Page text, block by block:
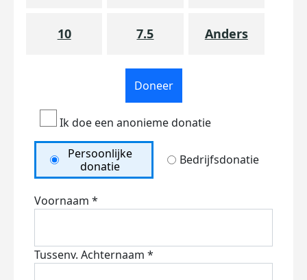
10 7.5 Anders
Doneer
Ik doe een anonieme donatie
Persoonlijke
donatie
Bedrijfsdonatie
Voornaam *
Tussenv. Achternaam *